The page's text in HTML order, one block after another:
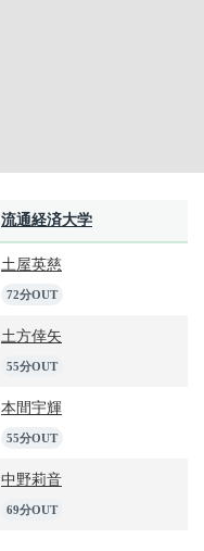
流通経済大学
土屋英慈
72分OUT
土方倖矢
55分OUT
本間宇輝
55分OUT
中野莉音
69分OUT